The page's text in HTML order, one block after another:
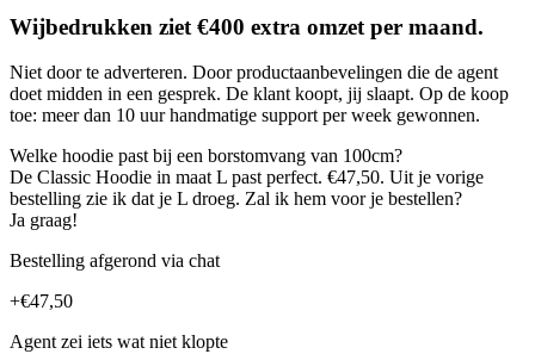
Wijbedrukken ziet €400 extra omzet per maand.
Niet door te adverteren. Door productaanbevelingen die de agent
doet midden in een gesprek. De klant koopt, jij slaapt. Op de koop
toe: meer dan 10 uur handmatige support per week gewonnen.
Welke hoodie past bij een borstomvang van 100cm?
De Classic Hoodie in maat L past perfect. €47,50. Uit je vorige
bestelling zie ik dat je L droeg. Zal ik hem voor je bestellen?
Ja graag!
Bestelling afgerond via chat
+€47,50
Agent zei iets wat niet klopte